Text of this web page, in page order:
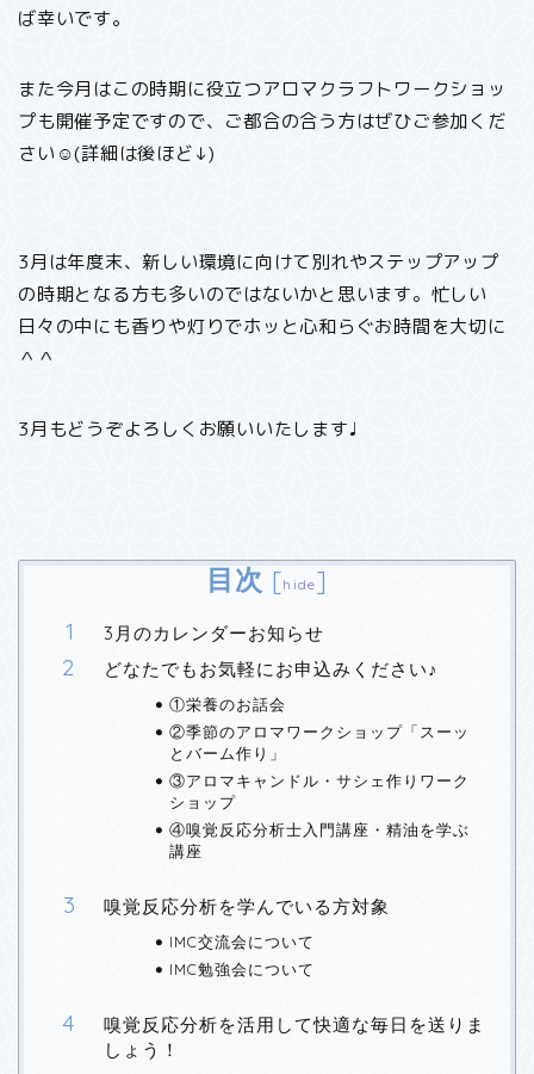
ば幸いです。
また今月はこの時期に役立つアロマクラフトワークショッ
プも開催予定ですので、ご都合の合う方はぜひご参加くだ
さい☺︎(詳細は後ほど↓)
3月は年度末、新しい環境に向けて別れやステップアップ
の時期となる方も多いのではないかと思います。忙しい
日々の中にも香りや灯りでホッと心和らぐお時間を大切に
＾＾
3月もどうぞよろしくお願いいたします♩
目次 [hide]
3月のカレンダーお知らせ
どなたでもお気軽にお申込みください♪
①栄養のお話会
②季節のアロマワークショップ「スーッ
とバーム作り」
③アロマキャンドル・サシェ作りワーク
ショップ
④嗅覚反応分析士入門講座・精油を学ぶ
講座
嗅覚反応分析を学んでいる方対象
IMC交流会について
IMC勉強会について
嗅覚反応分析を活用して快適な毎日を送りま
しょう！